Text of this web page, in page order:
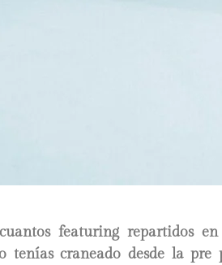
featuring repartidos
tenías craneado desde la